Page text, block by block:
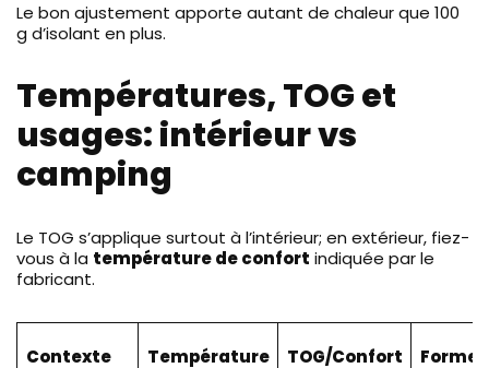
Le bon ajustement apporte autant de chaleur que 100
g d’isolant en plus.
Températures, TOG et
usages: intérieur vs
camping
Le TOG s’applique surtout à l’intérieur; en extérieur, fiez-
vous à la température de confort indiquée par le
fabricant.
Contexte Température TOG/Confort Forme